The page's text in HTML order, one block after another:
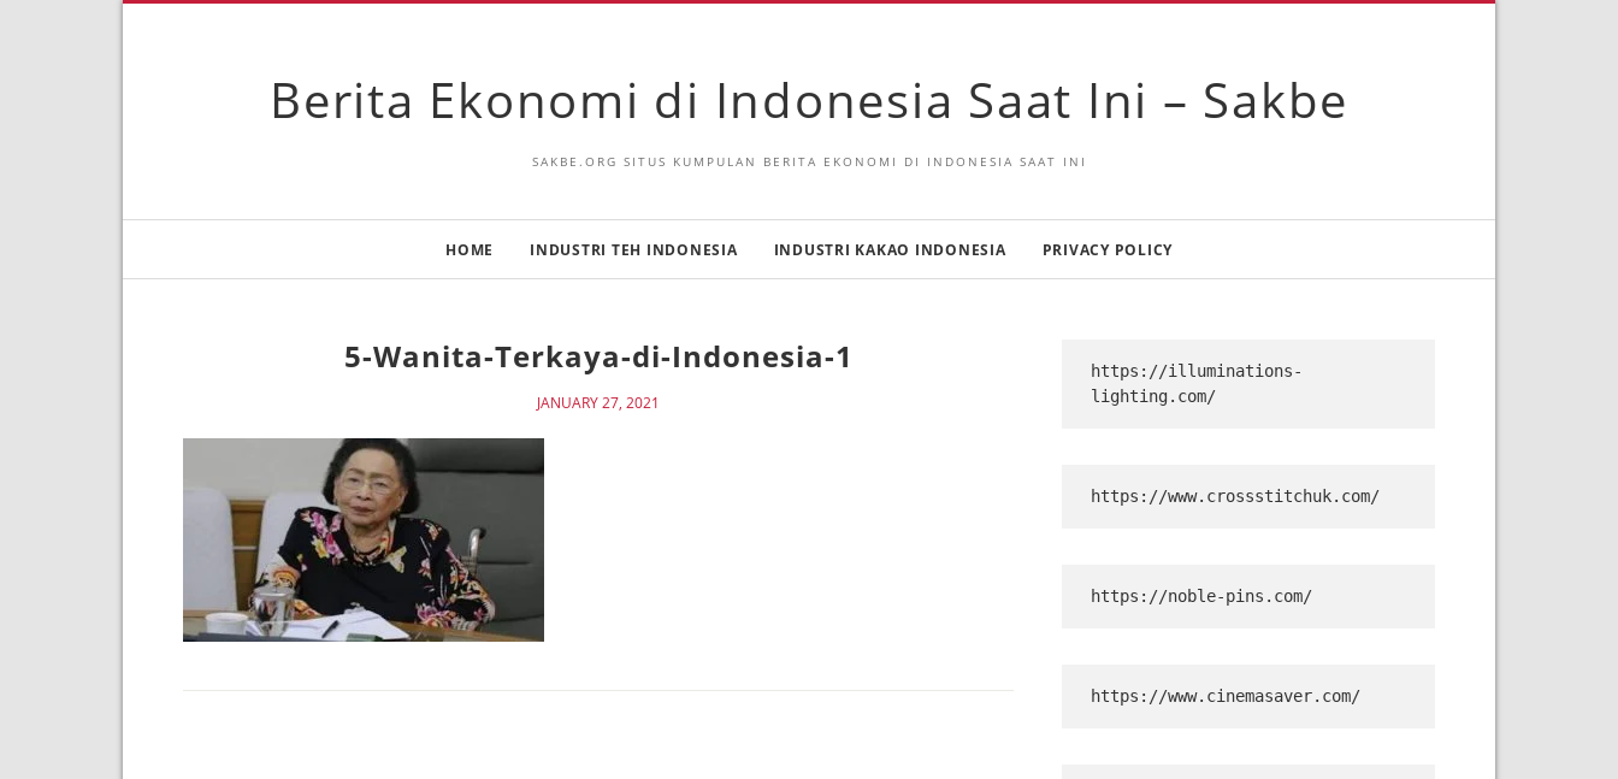
Berita Ekonomi di Indonesia Saat Ini – Sakbe
SAKBE.ORG SITUS KUMPULAN BERITA EKONOMI DI INDONESIA SAAT INI
HOME INDUSTRI TEH INDONESIA INDUSTRI KAKAO INDONESIA PRIVACY POLICY
5-Wanita-Terkaya-di-Indonesia-1
JANUARY 27, 2021
https://illuminations-
lighting.com/
https://www.crossstitchuk.com/
https://noble-pins.com/
https://www.cinemasaver.com/